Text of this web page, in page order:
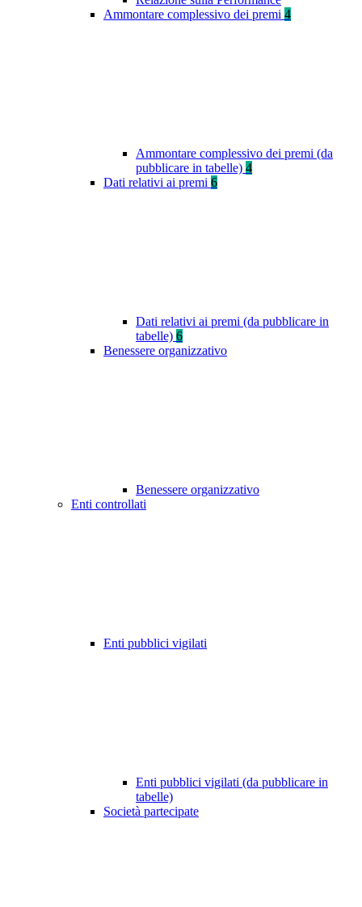
Ammontare complessivo dei premi 4
Ammontare complessivo dei premi (da
pubblicare in tabelle) 4
Dati relativi ai premi 6
Dati relativi ai premi (da pubblicare in
tabelle) 6
Benessere organizzativo
Benessere organizzativo
Enti controllati
Enti pubblici vigilati
Enti pubblici vigilati (da pubblicare in
tabelle)
Società partecipate